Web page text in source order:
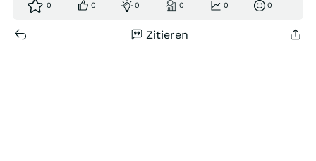
0 0 0 0 0 0
Zitieren